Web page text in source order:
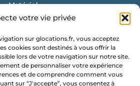
votre vie privée
sur glocations.fr, vous acceptez
cookies sont destinés à vous offrir la
lors de votre navigation sur notre site.
de personnaliser votre expérience
et de comprendre comment vous
sur “J'accepte”, vous consentez à
Matériel
Vaisselle
de conteneur
un devis